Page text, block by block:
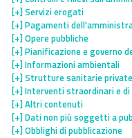
[+]Servizi erogati
[+]Pagamenti
[+]Opere pubbliche
[+]Pianificazione e governo
[+]Informazioni ambientali
[+]Strutture sanitarie
[+]Interventi straordinari e di
[+]Altri contenuti
[+]Dati non più soggetti a
[+]Obblighi di pubblicazione